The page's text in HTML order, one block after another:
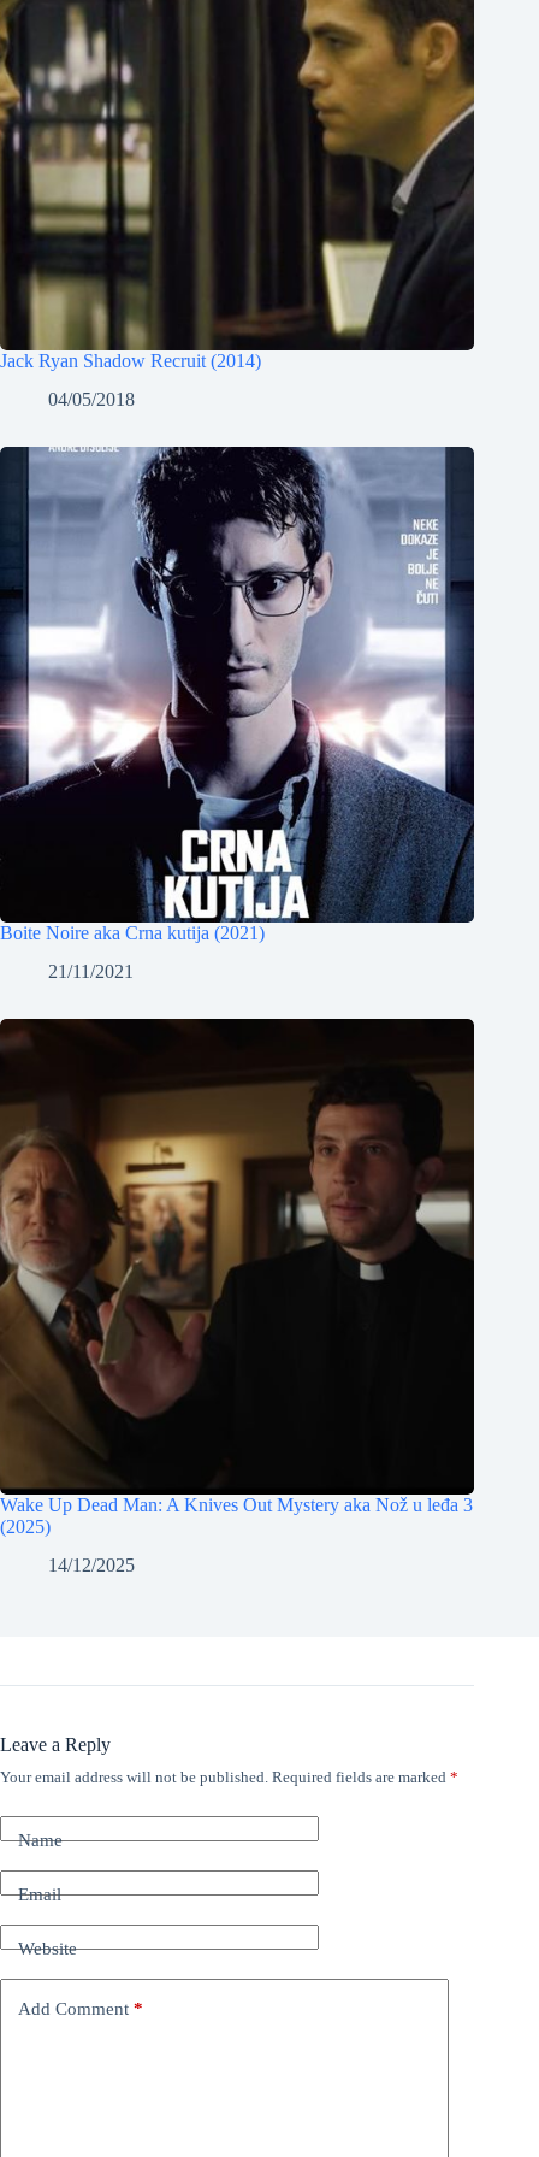
Jack Ryan Shadow Recruit (2014)
04/05/2018
Boite Noire aka Crna kutija (2021)
21/11/2021
Wake Up Dead Man: A Knives Out Mystery aka Nož u leđa 3
(2025)
14/12/2025
Leave a Reply
Your email address will not be published. Required fields are marked *
Name
Email
Website
Add Comment *